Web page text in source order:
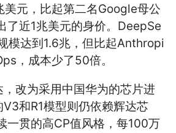
元，比起第二名Google母公
了近1兆美元的身价。DeepSe
模达到1.6兆，但比起Anthropi
，成本少了50倍。
改为采用中国华为的芯片进
和R1模型则仍依赖辉达芯
一贯的高CP值风格，每100万